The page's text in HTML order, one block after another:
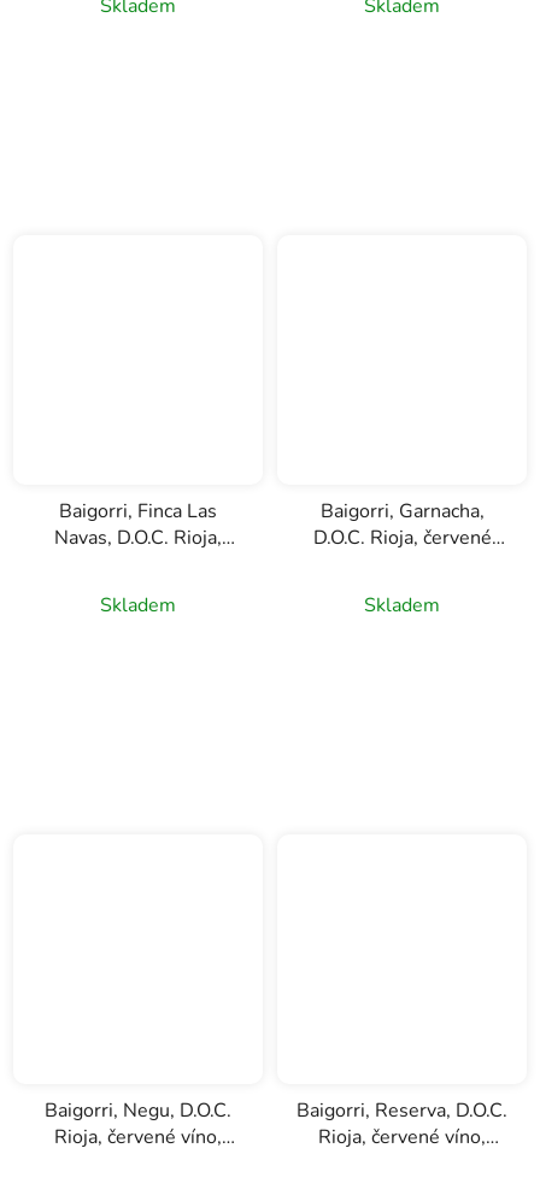
Skladem
Skladem
Baigorri, Finca Las
Navas, D.O.C. Rioja,
Skladem
Baigorri, Garnacha,
D.O.C. Rioja, červené
Skladem
Baigorri, Negu, D.O.C.
Rioja, červené víno,
Baigorri, Reserva, D.O.C.
Rioja, červené víno,